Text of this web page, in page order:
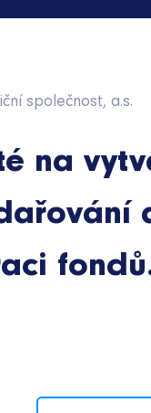
společnost, a.s.
na